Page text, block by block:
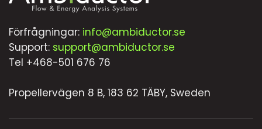
Förfrågningar: info@ambiductor.se
Support: support@ambiductor.se
Tel +468-501 676 76
Propellervägen 8 B, 183 62 TÄBY, Sweden